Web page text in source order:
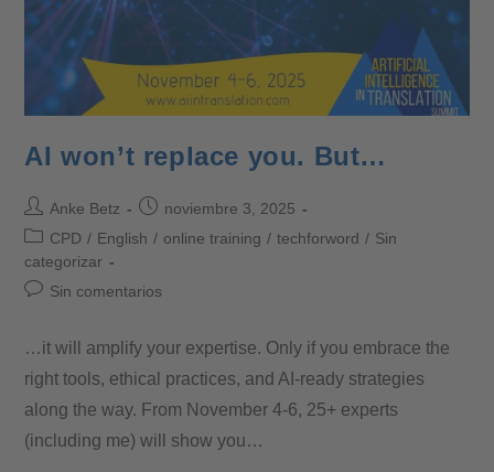
AI won’t replace you. But…
Anke Betz
noviembre 3, 2025
CPD / English / online training / techforword / Sin
categorizar
Sin comentarios
…it will amplify your expertise. Only if you embrace the
right tools, ethical practices, and AI-ready strategies
along the way. From November 4-6, 25+ experts
(including me) will show you…